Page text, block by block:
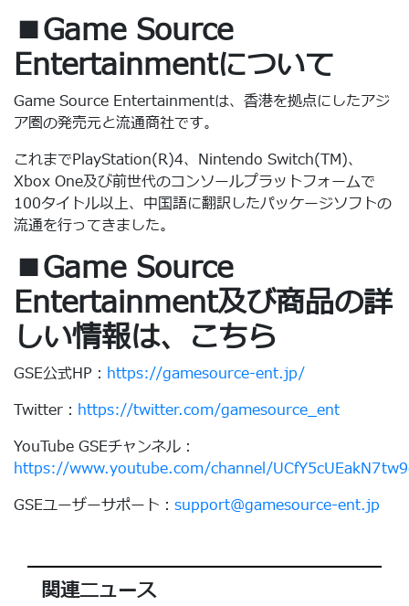
■Game Source
Entertainmentについて
Game Source Entertainmentは、香港を拠点にしたアジ
ア圏の発売元と流通商社です。
これまでPlayStation(R)4、Nintendo Switch(TM)、
Xbox One及び前世代のコンソールプラットフォームで
100タイトル以上、中国語に翻訳したパッケージソフトの
流通を行ってきました。
■Game Source
Entertainment及び商品の詳
しい情報は、こちら
GSE公式HP： https://gamesource-ent.jp/
Twitter： https://twitter.com/gamesource_ent
YouTube GSEチャンネル：
https://www.youtube.com/channel/
GSEユーザーサポート： support@gamesource-ent.jp
関連ニュース